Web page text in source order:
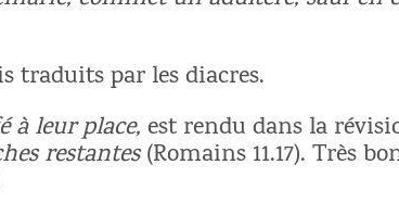
traduits par les diacres.
à leur place,est rendu dans la
restantes(Romains 11.17). Très